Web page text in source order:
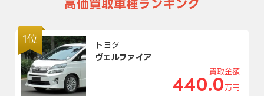
高価買取車種ランキング
1位
トヨタ
ヴェルファイア
買取金額
440.0 万円